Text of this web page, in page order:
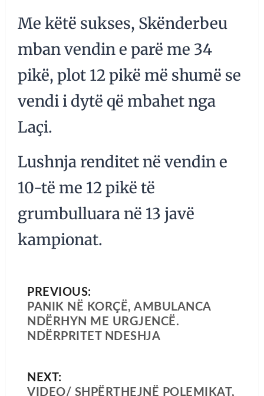
Me këtë sukses, Skënderbeu
mban vendin e parë me 34
pikë, plot 12 pikë më shumë se
vendi i dytë që mbahet nga
Laçi.
Lushnja renditet në vendin e
10-të me 12 pikë të
grumbulluara në 13 javë
kampionat.
PREVIOUS:
PANIK NË KORÇË, AMBULANCA
NDËRHYN ME URGJENCË.
NDËRPRITET NDESHJA
NEXT:
VIDEO/ SHPËRTHEJNË POLEMIKAT,